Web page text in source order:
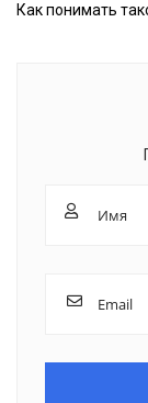
Как понимать